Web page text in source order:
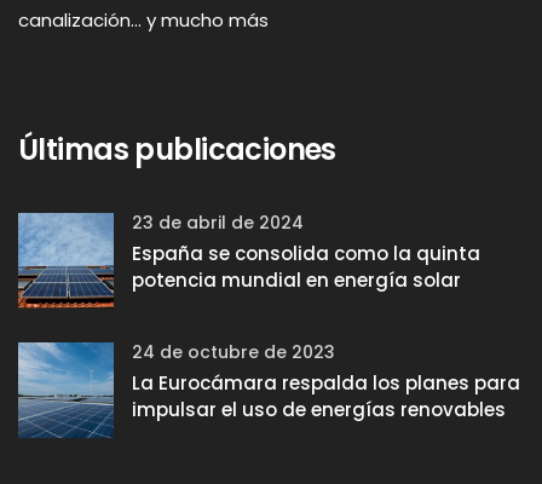
canalización... y mucho más
Últimas publicaciones
23 de abril de 2024
España se consolida como la quinta
potencia mundial en energía solar
24 de octubre de 2023
La Eurocámara respalda los planes para
impulsar el uso de energías renovables